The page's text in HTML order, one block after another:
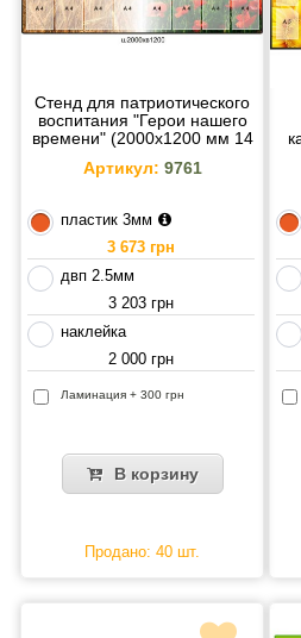
Стенд для патриотического
воспитания "Герои нашего
времени" (2000х1200 мм 14
Артикул: 9761
пластик 3мм
3 673 грн
двп 2.5мм
3 203 грн
наклейка
2 000 грн
Ламинация + 300 грн
В корзину
Продано: 40 шт.